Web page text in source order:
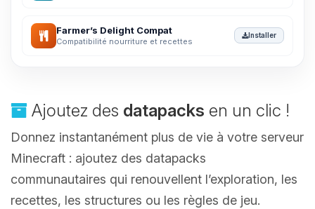
Farmer’s Delight Compat
Compatibilité nourriture et recettes
Installer
Ajoutez des datapacks en un clic !
Donnez instantanément plus de vie à votre serveur
Minecraft : ajoutez des datapacks
communautaires qui renouvellent l’exploration, les
recettes, les structures ou les règles de jeu.